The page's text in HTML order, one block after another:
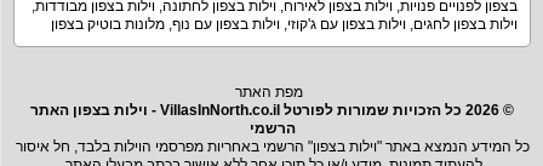
בצפון לפנויים פנויות, וילות בצפון לאירוח, וילות בצפון לחתונה, וילות בצפון מבודדות,
וילות בצפון לחגים, וילות בצפון עם ג'קוזי, וילות בצפון עם נוף, מלונות בוטיק בצפון
מפת האתר
© 2026 כל הזכויות שמורות לפורטל VillasInNorth.co.il - וילות בצפון האתר
הרשמי
כל המידע הנמצא באתר "וילות בצפון" הרשמי באחריות מפרסמי הוילות בלבד, חל איסור